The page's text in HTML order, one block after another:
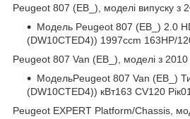
Peugeot 807 (EB_), моделі випуску з
Модель Peugeot 807 (EB_) 2.0
(DW10CTED4)) 1997ccm 163HP/
Peugeot 807 Van (EB_), моделі з 2010
МодельPeugeot 807 Van (EB_)
(DW10CTED4)) кВт163 CV120
Peugeot EXPERT Platform/Chassis,